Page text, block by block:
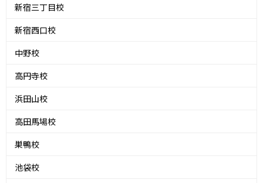
新宿三丁目校
新宿西口校
中野校
高円寺校
浜田山校
高田馬場校
巣鴨校
池袋校